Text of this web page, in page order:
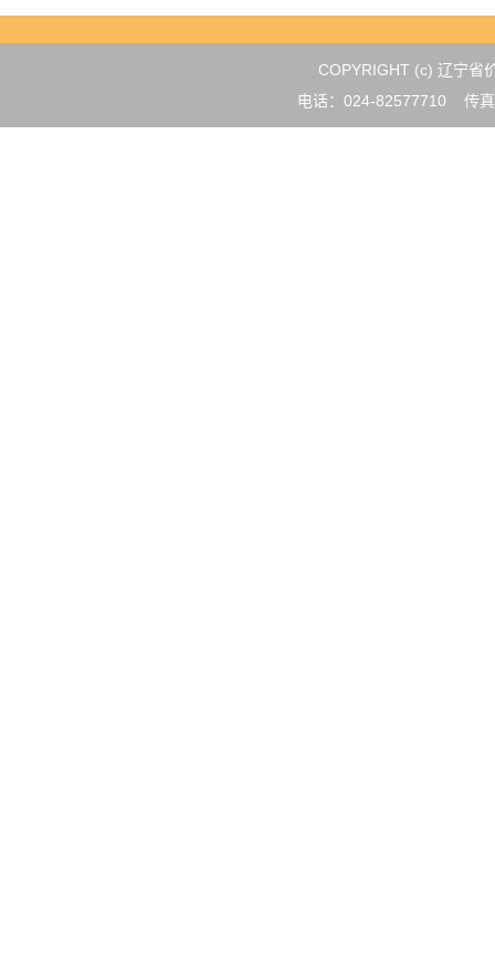
COPYRIGHT (c) 辽宁
电话：024-82577710 传